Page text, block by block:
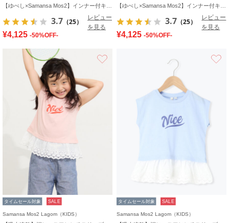
3.7 （25）
レビュー
を見る
¥4,125 -50%OFF-
3.7 （25）
レビュー
を見る
¥4,125 -50%OFF-
タイムセール対象 SALE
Samansa Mos2 Lagom（KIDS）
タイムセール対象 SALE
Samansa Mos2 Lagom（KIDS）